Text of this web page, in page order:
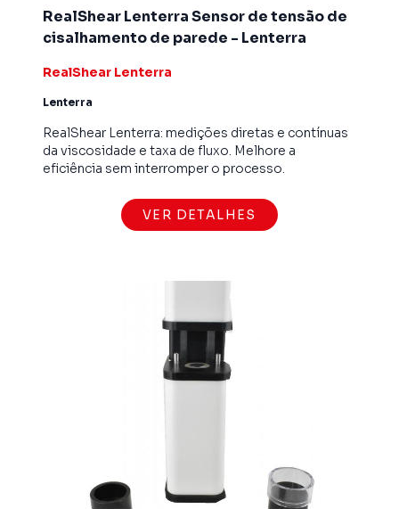
RealShear Lenterra Sensor de tensão de
cisalhamento de parede - Lenterra
RealShear Lenterra
Lenterra
RealShear Lenterra: medições diretas e contínuas
da viscosidade e taxa de fluxo. Melhore a
eficiência sem interromper o processo.
VER DETALHES